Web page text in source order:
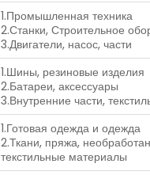
1.Промышленная техника
2.Станки, Строительное
3.Двигатели, насос, части
1.Шины, резиновые изделия
2.Батареи, аксессуары
3.Внутренние части,
1.Готовая одежда и одежда
2.Ткани, пряжа,
текстильные материалы